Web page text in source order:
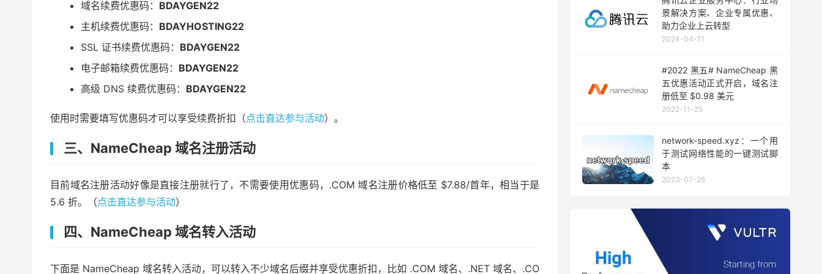
域名续费优惠码： BDAYGEN22
主机续费优惠码： BDAYHOSTING22
SSL 证书续费优惠码： BDAYGEN22
电子邮箱续费优惠码： BDAYGEN22
高级 DNS 续费优惠码： BDAYGEN22
使用时需要填写优惠码才可以享受续费折扣（点击直达参与活动）。
三、NameCheap 域名注册活动
目前域名注册活动好像是直接注册就行了，不需要使用优惠码，.COM 域名注册价格低至 $7.88/首年，相当于是
5.6 折。（点击直达参与活动）
四、NameCheap 域名转入活动
下面是 NameCheap 域名转入活动，可以转入不少域名后缀并享受优惠折扣，比如 .COM 域名、.NET 域名、.CO
景解决方案、企业专属优惠、
助力企业上云转型
2024-04-11
#2022 黑五# NameCheap 黑
五优惠活动正式开启，域名注
册低至 $0.98 美元
2022-11-25
network-speed.xyz：一个用
于测试网络性能的一键测试脚
本
2023-07-26